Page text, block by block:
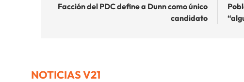
de
Facción del PDC define a Dunn como único
candidato
NOTICIAS V21